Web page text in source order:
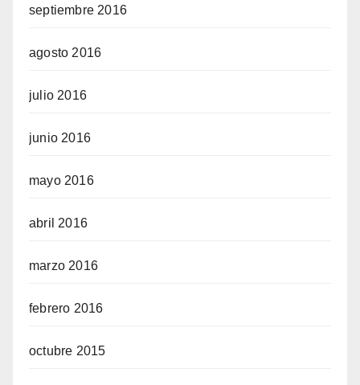
septiembre 2016
agosto 2016
julio 2016
junio 2016
mayo 2016
abril 2016
marzo 2016
febrero 2016
octubre 2015